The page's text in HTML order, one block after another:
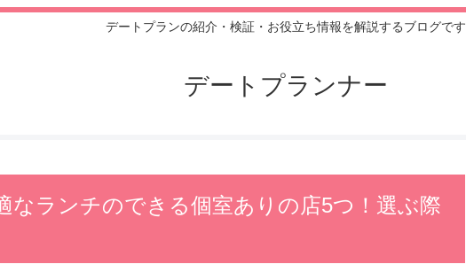
デートプランの紹介・検証・お役立ち情報を解説するブログです
デートプランナー
なランチのできる個室ありの店5つ！選ぶ際